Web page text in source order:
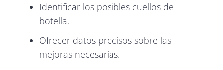
Identificar los posibles cuellos de
botella.
Ofrecer datos precisos sobre las
mejoras necesarias.